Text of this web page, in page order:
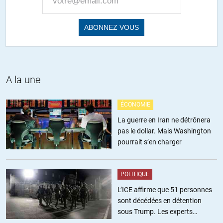
lui injecter un peu de « peste émotionnelle » à base d’islamo-
gauchisme et de faits-divers de manière à bien calibrer son
adverses, Il a été confiné, contenu, contraint, étouffé, manipulé,
etc. Et pas qu’un peu et sûrement pas seulement depuis le covid.
Les outils habituels pour y parvenir : les promesses, les
mensonges, la peur, la violence et tout le toutim.
L’auteur se trompe en culpabilisant ce qu’on pourrait appeler une
victime non consentante et sous influence. Voilà pourquoi il est
gonflé, oubliant au passage de dénoncer avec la même verve, les
causes de cet état.
+7 ALERTER
A la une
ÉCONOMIE
La guerre en Iran ne détrônera
pas le dollar. Mais Washington
pourrait s’en charger
POLITIQUE
L’ICE affirme que 51 personnes
sont décédées en détention
sous Trump. Les experts